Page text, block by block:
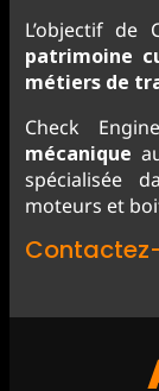
L’objectif de
patrimoine
métiers de
Check
mécanique
spécialisée
moteurs et